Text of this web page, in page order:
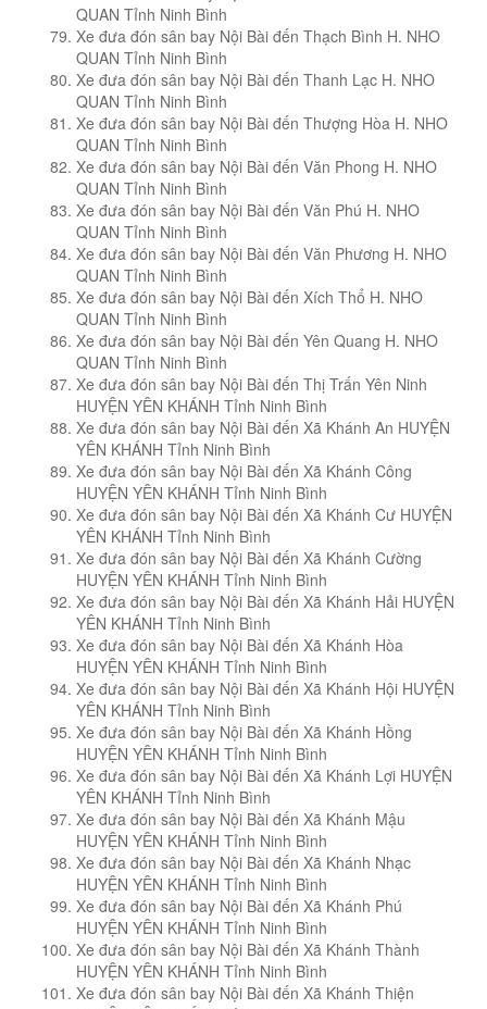
QUAN Tỉnh Ninh Bình
Xe đưa đón sân bay Nội Bài đến Thạch Bình H. NHO
QUAN Tỉnh Ninh Bình
Xe đưa đón sân bay Nội Bài đến Thanh Lạc H. NHO
QUAN Tỉnh Ninh Bình
Xe đưa đón sân bay Nội Bài đến Thượng Hòa H. NHO
QUAN Tỉnh Ninh Bình
Xe đưa đón sân bay Nội Bài đến Văn Phong H. NHO
QUAN Tỉnh Ninh Bình
Xe đưa đón sân bay Nội Bài đến Văn Phú H. NHO
QUAN Tỉnh Ninh Bình
Xe đưa đón sân bay Nội Bài đến Văn Phương H. NHO
QUAN Tỉnh Ninh Bình
Xe đưa đón sân bay Nội Bài đến Xích Thổ H. NHO
QUAN Tỉnh Ninh Bình
Xe đưa đón sân bay Nội Bài đến Yên Quang H. NHO
QUAN Tỉnh Ninh Bình
Xe đưa đón sân bay Nội Bài đến Thị Trấn Yên Ninh
HUYỆN YÊN KHÁNH Tỉnh Ninh Bình
Xe đưa đón sân bay Nội Bài đến Xã Khánh An HUYỆN
YÊN KHÁNH Tỉnh Ninh Bình
Xe đưa đón sân bay Nội Bài đến Xã Khánh Công
HUYỆN YÊN KHÁNH Tỉnh Ninh Bình
Xe đưa đón sân bay Nội Bài đến Xã Khánh Cư HUYỆN
YÊN KHÁNH Tỉnh Ninh Bình
Xe đưa đón sân bay Nội Bài đến Xã Khánh Cường
HUYỆN YÊN KHÁNH Tỉnh Ninh Bình
Xe đưa đón sân bay Nội Bài đến Xã Khánh Hải HUYỆN
YÊN KHÁNH Tỉnh Ninh Bình
Xe đưa đón sân bay Nội Bài đến Xã Khánh Hòa
HUYỆN YÊN KHÁNH Tỉnh Ninh Bình
Xe đưa đón sân bay Nội Bài đến Xã Khánh Hội HUYỆN
YÊN KHÁNH Tỉnh Ninh Bình
Xe đưa đón sân bay Nội Bài đến Xã Khánh Hồng
HUYỆN YÊN KHÁNH Tỉnh Ninh Bình
Xe đưa đón sân bay Nội Bài đến Xã Khánh Lợi HUYỆN
YÊN KHÁNH Tỉnh Ninh Bình
Xe đưa đón sân bay Nội Bài đến Xã Khánh Mậu
HUYỆN YÊN KHÁNH Tỉnh Ninh Bình
Xe đưa đón sân bay Nội Bài đến Xã Khánh Nhạc
HUYỆN YÊN KHÁNH Tỉnh Ninh Bình
Xe đưa đón sân bay Nội Bài đến Xã Khánh Phú
HUYỆN YÊN KHÁNH Tỉnh Ninh Bình
Xe đưa đón sân bay Nội Bài đến Xã Khánh Thành
HUYỆN YÊN KHÁNH Tỉnh Ninh Bình
Xe đưa đón sân bay Nội Bài đến Xã Khánh Thiện